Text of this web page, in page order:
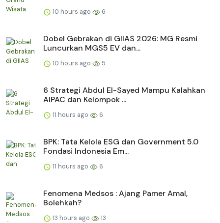
10 hours ago 6
Dobel Gebrakan di GIIAS 2026: MG Resmi
Luncurkan MGS5 EV dan...
10 hours ago 5
6 Strategi Abdul El-Sayed Mampu Kalahkan
AIPAC dan Kelompok ...
11 hours ago 6
BPK: Tata Kelola ESG dan Government 5.0
Fondasi Indonesia Em...
11 hours ago 6
Fenomena Medsos : Ajang Pamer Amal,
Bolehkah?
13 hours ago 13